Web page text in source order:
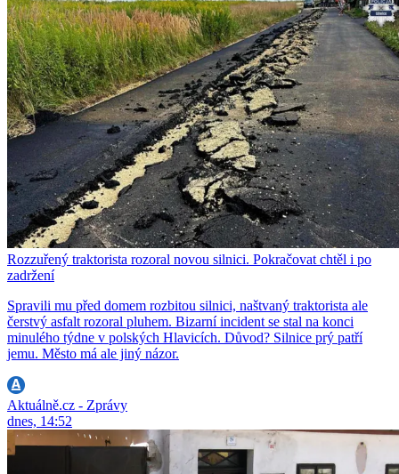
Rozzuřený traktorista rozoral novou silnici. Pokračovat chtěl i po
zadržení
Spravili mu před domem rozbitou silnici, naštvaný traktorista ale
čerstvý asfalt rozoral pluhem. Bizarní incident se stal na konci
minulého týdne v polských Hlavicích. Důvod? Silnice prý patří
jemu. Město má ale jiný názor.
Aktuálně.cz - Zprávy
dnes, 14:52